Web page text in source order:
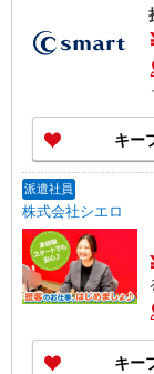
キー
派遣社員
株式会社シエロ
キー